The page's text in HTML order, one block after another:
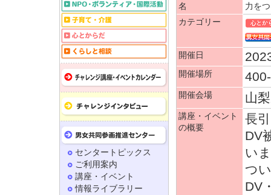
名
力を
カテゴリー
開催日
開催場所
開催会場 山
講座・イベント
の概要
長
DV
い
つ
DV
センタートピックス
ご利用案内
講座・イベント
情報ライブラリー